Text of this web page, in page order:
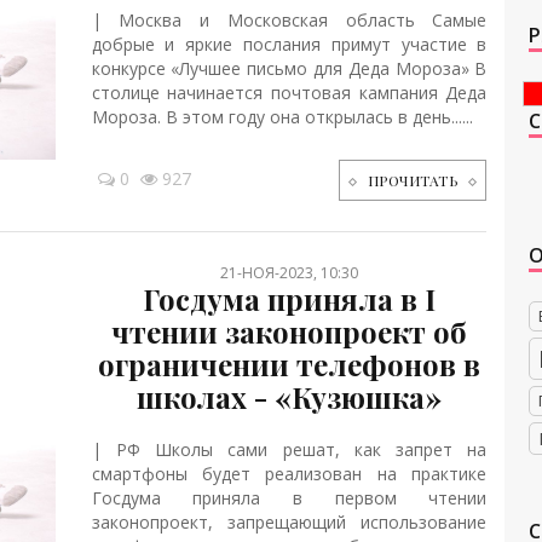
| Москва и Московская область Самые
добрые и яркие послания примут участие в
конкурсе «Лучшее письмо для Деда Мороза» В
столице начинается почтовая кампания Деда
Мороза. В этом году она открылась в день......
0 927 ПРОЧИТАТЬ
21-НОЯ-2023, 10:30
Госдума приняла в I
чтении законопроект об
ограничении телефонов в
школах - «Кузюшка»
| РФ Школы сами решат, как запрет на
смартфоны будет реализован на практике
Госдума приняла в первом чтении
законопроект, запрещающий использование